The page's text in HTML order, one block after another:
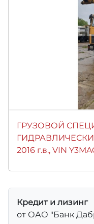
ГРУЗОВОЙ
2016 г.в., VIN
Кредит и лизинг
от ОАО "Банк